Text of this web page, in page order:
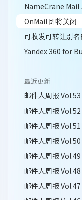
OnMail 即将关闭
最近更新
邮件人周报 Vol.53
邮件人周报 Vol.52
邮件人周报 Vol.51
邮件人周报 Vol.50
邮件人周报 Vol.49
邮件人周报 Vol.48
邮件人周报 Vol.47